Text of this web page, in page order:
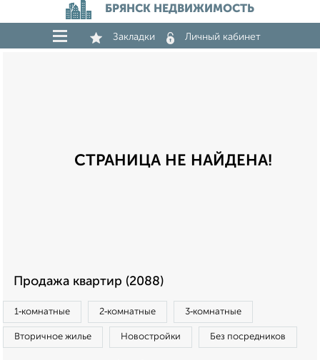
БРЯНСК НЕДВИЖИМОСТЬ
Закладки Личный кабинет
СТРАНИЦА НЕ НАЙДЕНА!
Продажа квартир (2088)
1‑комнатные 2‑комнатные 3‑комнатные
Вторичное жилье Новостройки Без посредников